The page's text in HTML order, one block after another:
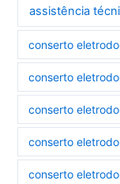
assistência
conserto
conserto
conserto
conserto
conserto